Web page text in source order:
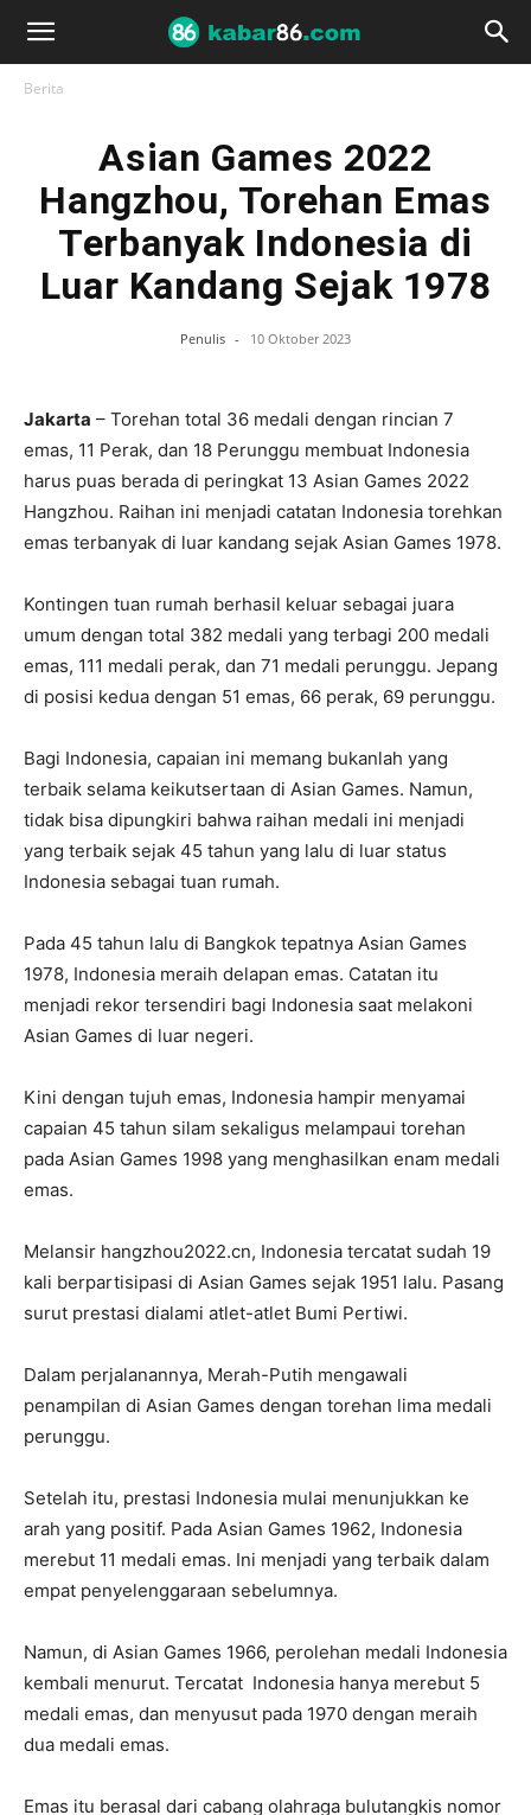
Berita
Asian Games 2022
Hangzhou, Torehan Emas
Terbanyak Indonesia di
Luar Kandang Sejak 1978
Penulis - 10 Oktober 2023
Jakarta – Torehan total 36 medali dengan rincian 7
emas, 11 Perak, dan 18 Perunggu membuat Indonesia
harus puas berada di peringkat 13 Asian Games 2022
Hangzhou. Raihan ini menjadi catatan Indonesia torehkan
emas terbanyak di luar kandang sejak Asian Games 1978.
Kontingen tuan rumah berhasil keluar sebagai juara
umum dengan total 382 medali yang terbagi 200 medali
emas, 111 medali perak, dan 71 medali perunggu. Jepang
di posisi kedua dengan 51 emas, 66 perak, 69 perunggu.
Bagi Indonesia, capaian ini memang bukanlah yang
terbaik selama keikutsertaan di Asian Games. Namun,
tidak bisa dipungkiri bahwa raihan medali ini menjadi
yang terbaik sejak 45 tahun yang lalu di luar status
Indonesia sebagai tuan rumah.
Pada 45 tahun lalu di Bangkok tepatnya Asian Games
1978, Indonesia meraih delapan emas. Catatan itu
menjadi rekor tersendiri bagi Indonesia saat melakoni
Asian Games di luar negeri.
Kini dengan tujuh emas, Indonesia hampir menyamai
capaian 45 tahun silam sekaligus melampaui torehan
pada Asian Games 1998 yang menghasilkan enam medali
emas.
Melansir hangzhou2022.cn, Indonesia tercatat sudah 19
kali berpartisipasi di Asian Games sejak 1951 lalu. Pasang
surut prestasi dialami atlet-atlet Bumi Pertiwi.
Dalam perjalanannya, Merah-Putih mengawali
penampilan di Asian Games dengan torehan lima medali
perunggu.
Setelah itu, prestasi Indonesia mulai menunjukkan ke
arah yang positif. Pada Asian Games 1962, Indonesia
merebut 11 medali emas. Ini menjadi yang terbaik dalam
empat penyelenggaraan sebelumnya.
Namun, di Asian Games 1966, perolehan medali Indonesia
kembali menurut. Tercatat Indonesia hanya merebut 5
medali emas, dan menyusut pada 1970 dengan meraih
dua medali emas.
Emas itu berasal dari cabang olahraga bulutangkis nomor